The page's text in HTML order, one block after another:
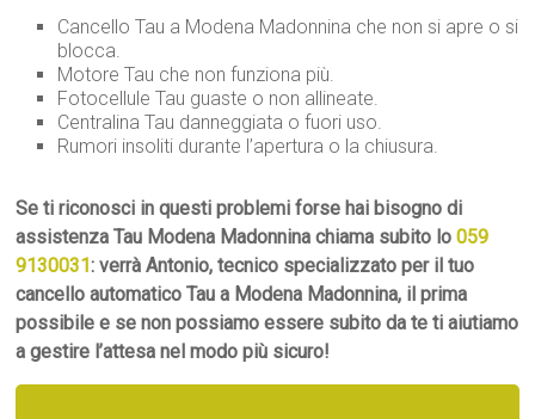
Cancello Tau a Modena Madonnina che non si apre o si
blocca.
Motore Tau che non funziona più.
Fotocellule Tau guaste o non allineate.
Centralina Tau danneggiata o fuori uso.
Rumori insoliti durante l’apertura o la chiusura.
Se ti riconosci in questi problemi forse hai bisogno di
assistenza Tau Modena Madonnina chiama subito lo059
9130031: verrà Antonio, tecnico specializzato per il tuo
cancello automatico Tau a Modena Madonnina, il prima
possibile e se non possiamo essere subito da te ti aiutiamo
a gestire l’attesa nel modo più sicuro!